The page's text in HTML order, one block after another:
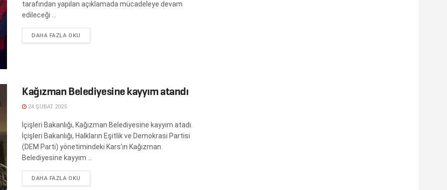
tarafından yapılan açıklamada mücadeleye devam
edileceği ...
DAHA FAZLA OKU
Kağızman Belediyesine kayyım atandı
24 ŞUBAT 2025
İçişleri Bakanlığı, Kağızman Belediyesine kayyım atadı.
İçişleri Bakanlığı, Halkların Eşitlik ve Demokrasi Partisi
(DEM Parti) yönetimindeki Kars’ın Kağızman
Belediyesine kayyım ...
DAHA FAZLA OKU